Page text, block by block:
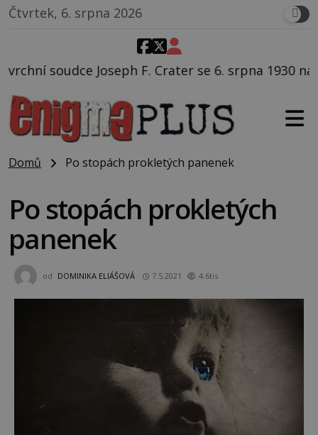
Čtvrtek, 6. srpna 2026
Crater se 6. srpna 1930 navečeří ve své
Domů Po stopách prokletých panenek
Po stopách prokletých
panenek
od DOMINIKA ELIÁŠOVÁ 7.5.2021 4.6tis